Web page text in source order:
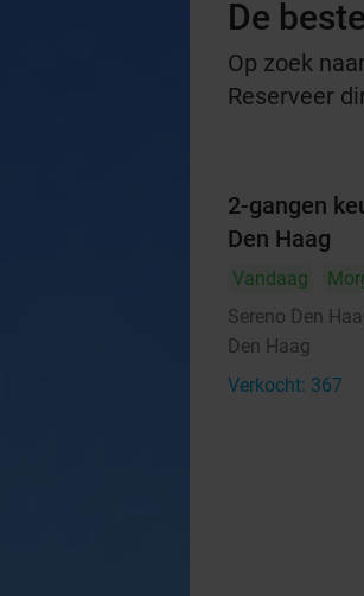
De
Op zoek
Reserveer
2-gangen
Den Haag
Vandaag
Sereno Den
Den Haag
Verkocht: 367